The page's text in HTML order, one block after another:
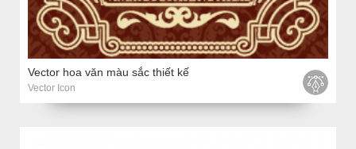
Vector hoa văn màu sắc thiết kế
Vector Icon